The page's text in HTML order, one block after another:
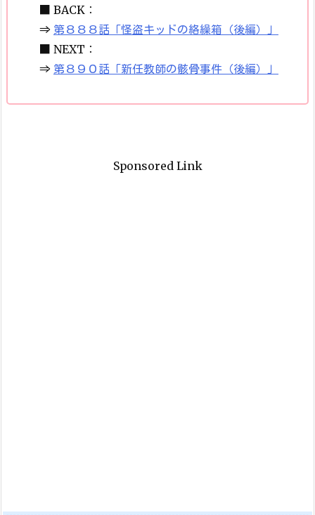
■ BACK：
⇒ 第８８８話「怪盗キッドの絡繰箱（後編）」
■ NEXT：
⇒ 第８９０話「新任教師の骸骨事件（後編）」
Sponsored Link